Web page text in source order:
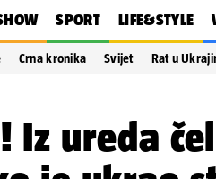
SPORT LIFE&STYLE
Crna kronika Svijet Rat u
Iz ureda